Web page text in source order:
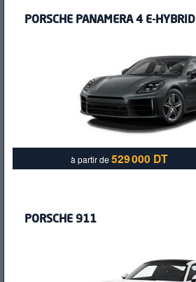
PORSCHE PANAMERA 4 E-HYBRID
à partir de 529 000 DT
PORSCHE 911